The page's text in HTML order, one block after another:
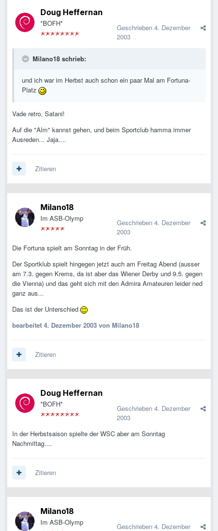
Doug Heffernan
*BOFH* Geschrieben 4. Dezember
2003
Milano18 schrieb:
und ich war im Herbst auch schon ein paar Mal am Fortuna-
Platz
Vade retro, Satani!
Auf die "Alm" kannst gehen, und beim Sportclub hamma immer
Ausreden... Jaja....
Zitieren
Milano18
Im ASB-Olymp Geschrieben 4. Dezember
2003
Die Fortuna spielt am Sonntag in der Früh.
Der Sportklub spielt hingegen jetzt auch am Freitag Abend (ausser
am 7.3. gegen Krems, da ist aber das Wiener Derby und 9.5. gegen
die Vienna) und das geht sich mit den Admira Amateuren leider ned
ganz aus...
Das ist der Unterschied
bearbeitet 4. Dezember 2003 von Milano18
Zitieren
Doug Heffernan
*BOFH* Geschrieben 4. Dezember
2003
In der Herbstsaison spielte der WSC aber am Sonntag
Nachmittag....
Zitieren
Milano18
Im ASB-Olymp Geschrieben 4. Dezember